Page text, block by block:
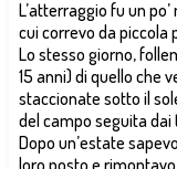
L’atterraggio fu un
cui correvo da piccola
Lo stesso giorno,
15 anni) di quello che
staccionate sotto il
del campo seguita
Dopo un’estate